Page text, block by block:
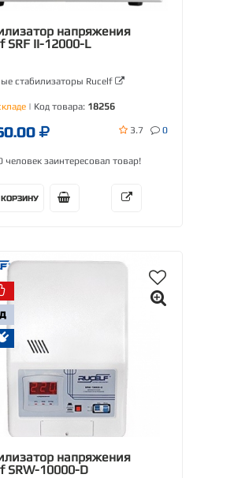
напряжения
SRF II-12000-L
стабилизаторы Rucelf
| Код товара: 18256
3.7 0
человек заинтересовал товар!
напряжения
SRW-10000-D